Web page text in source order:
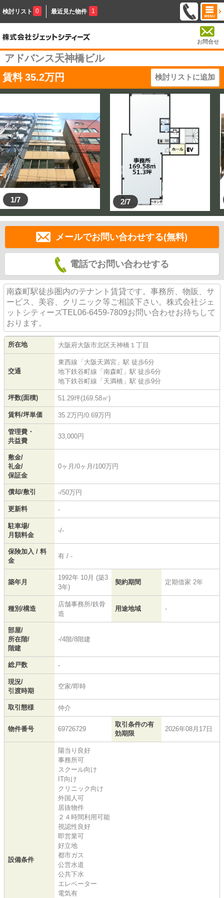
検討リスト 0 最近見た物件 1
お問合せ
アドバンス天神橋ビル
賃料 35.2万円 検討リストに追加
1/7 2/7
メールでお問い合わせする(無料)
電話でお問い合わせする
南森町駅徒歩圏内のテナント賃貸です。事務所、物販、サ
ービス、美容、クリニック等ご相談下さい。株式会社ジェ
ットシティーズTEL06-6459-7809お問い合わせお待ちして
おります。
所在地 大阪府大阪市北区天神橋 １丁目
交通
東西線 「 大阪天満宮 」駅 徒歩6分
地下鉄谷町線 「 南森町 」駅 徒歩6分
地下鉄谷町線 「 天満橋 」駅 徒歩9分
坪数(面積) 51.29坪(169.58㎡)
賃料/坪単価 35.2万円/0.69万円
管理費・
共益費
33,000円
敷金/
礼金/
保証金
0ヶ月/0ヶ月/100万円
償却/敷引 -/50万円
更新料 -
駐車場/
月額料金
-/-
保険加入 / 料
金
有 / -
築年月
1992年 10月 (築3
3年)
契約期間 定期借家 2年
種別/構造
店舗事務所/鉄骨
造
用途地域 -
部屋/
所在階/
階建
-/4階/8階建
総戸数 -
現況/
引渡時期
空家/即時
取引態様 仲介
物件番号 69726729
取引条件の有
効期限
2026年08月17日
設備条件
陽当り良好
事務所可
スクール向け
IT向け
クリニック向け
外国人可
居抜物件
２４時間利用可能
視認性良好
即営業可
好立地
都市ガス
公営水道
公共下水
エレベーター
電気有